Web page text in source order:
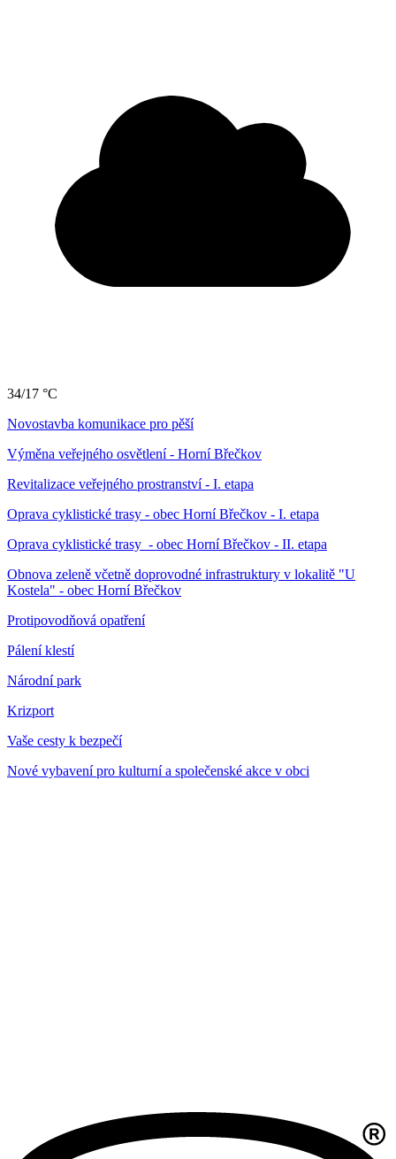
34/17 °C
Novostavba komunikace pro pěší
Výměna veřejného osvětlení - Horní Břečkov
Revitalizace veřejného prostranství - I. etapa
Oprava cyklistické trasy - obec Horní Břečkov - I. etapa
Oprava cyklistické trasy - obec Horní Břečkov - II. etapa
Obnova zeleně včetně doprovodné infrastruktury v lokalitě "U
Kostela" - obec Horní Břečkov
Protipovodňová opatření
Pálení klestí
Národní park
Krizport
Vaše cesty k bezpečí
Nové vybavení pro kulturní a společenské akce v obci